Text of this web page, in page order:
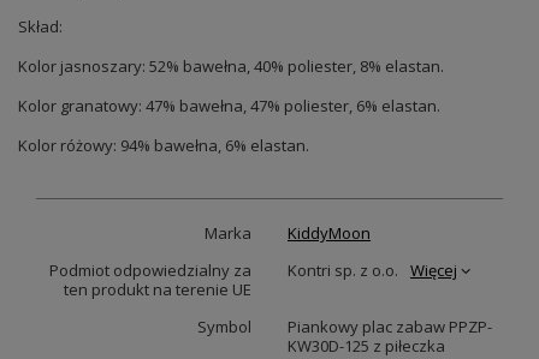
Skład:
Kolor jasnoszary: 52% bawełna, 40% poliester, 8% elastan.
Kolor granatowy: 47% bawełna, 47% poliester, 6% elastan.
Kolor różowy: 94% bawełna, 6% elastan.
Marka
KiddyMoon
Podmiot odpowiedzialny za
ten produkt na terenie UE
Kontri sp. z o.o. Więcej
Symbol
Piankowy plac zabaw PPZP-
KW30D-125 z piłeczka